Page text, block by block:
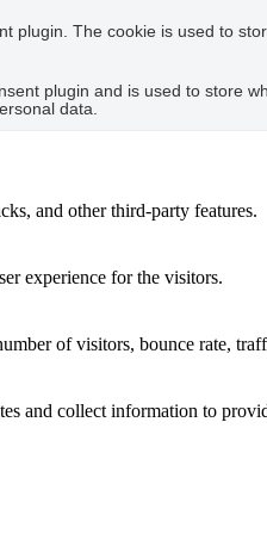
plugin. The cookie is used to
plugin and is used to store
data.
and other third-party features.
experience for the visitors.
of visitors, bounce rate,
and collect information to